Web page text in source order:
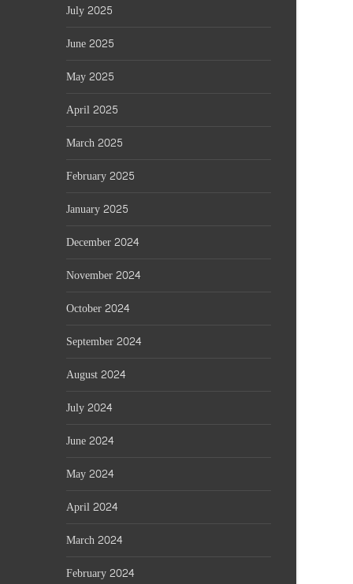
July 2025
June 2025
May 2025
April 2025
March 2025
February 2025
January 2025
December 2024
November 2024
October 2024
September 2024
August 2024
July 2024
June 2024
May 2024
April 2024
March 2024
February 2024